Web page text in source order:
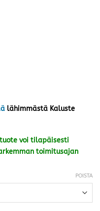
lähimmästä Kaluste
voi tilapäisesti
toimitusajan
POISTA